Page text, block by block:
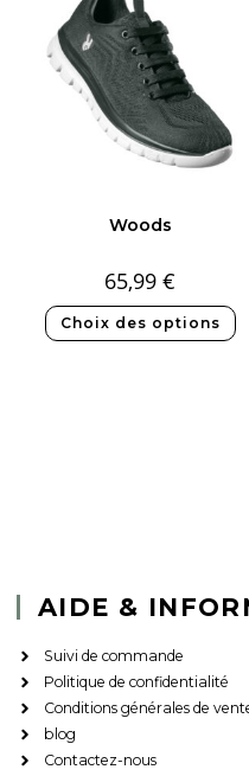
Woods
65,99€
Choix des options
AIDE &
Suivi de commande
Politique de confidentialité
Conditions générales de
blog
Contactez-nous